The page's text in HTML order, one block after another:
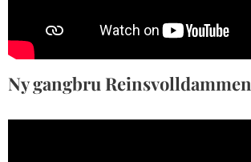
Ny gangbru Reinsvolldammen